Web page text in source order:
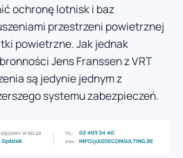
ochronę lotnisk i baz
przestrzeni powietrznej
powietrzne. Jak jednak
Jens Franssen z VRT
są jedynie jednym z
systemu zabezpieczeń.